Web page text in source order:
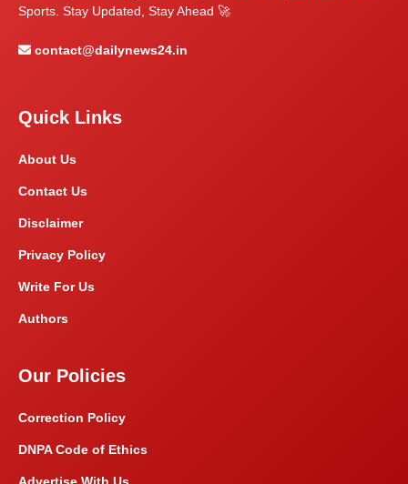
Sports. Stay Updated, Stay Ahead 🚀
contact@dailynews24.in
Quick Links
About Us
Contact Us
Disclaimer
Privacy Policy
Write For Us
Authors
Our Policies
Correction Policy
DNPA Code of Ethics